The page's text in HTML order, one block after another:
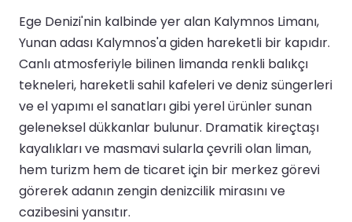
Ege Denizi'nin kalbinde yer alan Kalymnos Limanı,
Yunan adası Kalymnos'a giden hareketli bir kapıdır.
Canlı atmosferiyle bilinen limanda renkli balıkçı
tekneleri, hareketli sahil kafeleri ve deniz süngerleri
ve el yapımı el sanatları gibi yerel ürünler sunan
geleneksel dükkanlar bulunur. Dramatik kireçtaşı
kayalıkları ve masmavi sularla çevrili olan liman,
hem turizm hem de ticaret için bir merkez görevi
görerek adanın zengin denizcilik mirasını ve
cazibesini yansıtır.